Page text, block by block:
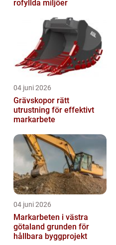
rofyllda miljöer
04 juni 2026
Grävskopor rätt
utrustning för effektivt
markarbete
04 juni 2026
Markarbeten i västra
götaland grunden för
hållbara byggprojekt